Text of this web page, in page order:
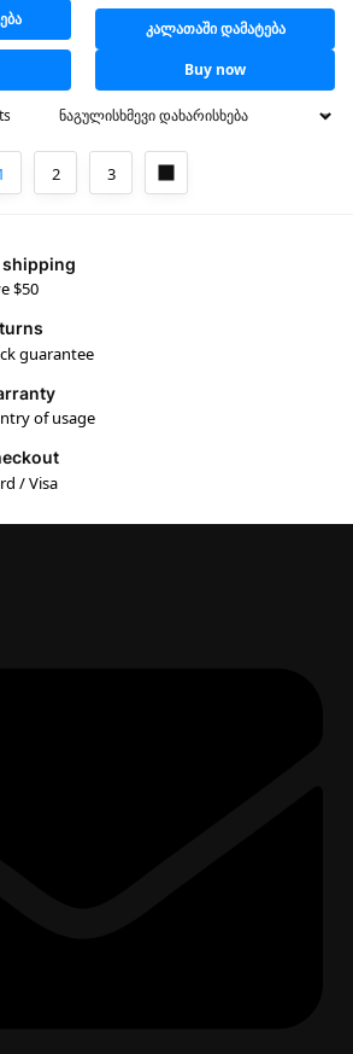
კალათაში დამატება
Buy now
2 3
shipping
$50
guarantee
of usage
/ Visa